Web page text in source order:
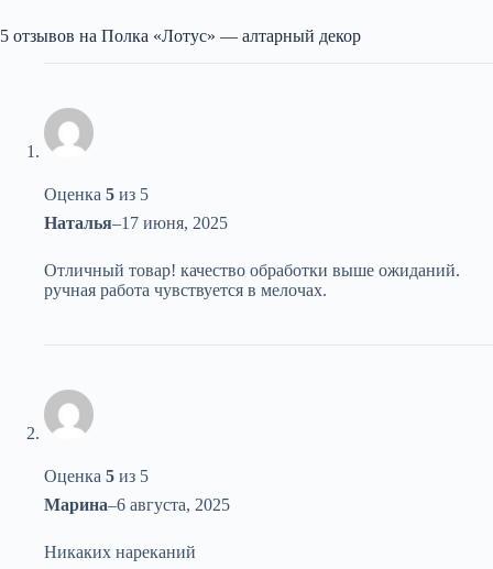
5 отзывов на Полка «Лотус» — алтарный декор
Оценка 5 из 5
Наталья–17 июня, 2025
Отличный товар! качество обработки выше ожиданий.
ручная работа чувствуется в мелочах.
Оценка 5 из 5
Марина–6 августа, 2025
Никаких нареканий